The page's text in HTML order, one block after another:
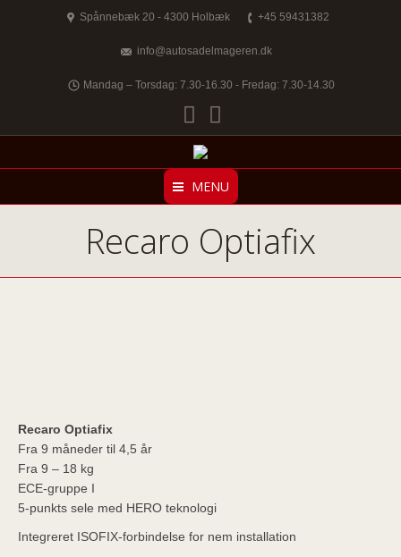
Spånnebæk 20 - 4300 Holbæk +45 59431382
info@autosadelmageren.dk
Mandag – Torsdag: 7.30-16.30 - Fredag: 7.30-14.30
Facebook
MENU
Recaro Optiafix
Recaro Optiafix
Fra 9 måneder til 4,5 år
Fra 9 – 18 kg
ECE-gruppe I
5-punkts sele med HERO teknologi
Integreret ISOFIX-forbindelse for nem installation